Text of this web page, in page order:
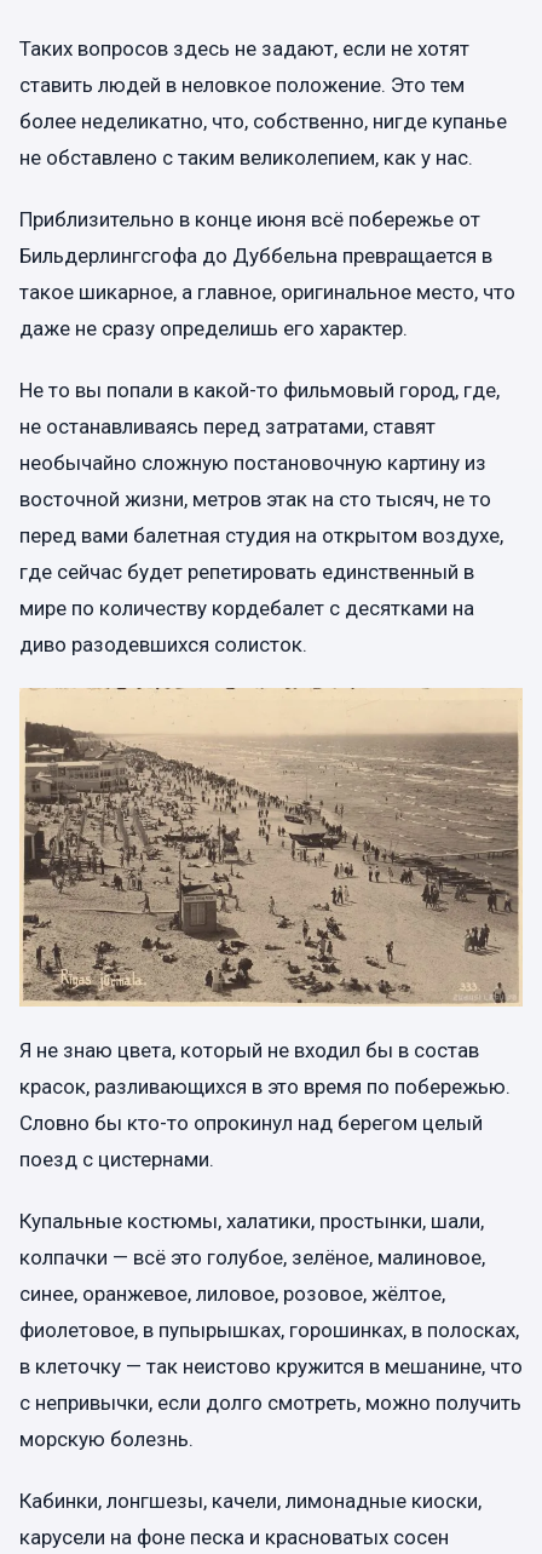
Таких вопросов здесь не задают, если не хотят
ставить людей в неловкое положение. Это тем
более неделикатно, что, собственно, нигде купанье
не обставлено с таким великолепием, как у нас.
Приблизительно в конце июня всё побережье от
Бильдерлингсгофа до Дуббельна превращается в
такое шикарное, а главное, оригинальное место, что
даже не сразу определишь его характер.
Не то вы попали в какой-то фильмовый город, где,
не останавливаясь перед затратами, ставят
необычайно сложную постановочную картину из
восточной жизни, метров этак на сто тысяч, не то
перед вами балетная студия на открытом воздухе,
где сейчас будет репетировать единственный в
мире по количеству кордебалет с десятками на
диво разодевшихся солисток.
Я не знаю цвета, который не входил бы в состав
красок, разливающихся в это время по побережью.
Словно бы кто-то опрокинул над берегом целый
поезд с цистернами.
Купальные костюмы, халатики, простынки, шали,
колпачки — всё это голубое, зелёное, малиновое,
синее, оранжевое, лиловое, розовое, жёлтое,
фиолетовое, в пупырышках, горошинках, в полосках,
в клеточку — так неистово кружится в мешанине, что
с непривычки, если долго смотреть, можно получить
морскую болезнь.
Кабинки, лонгшезы, качели, лимонадные киоски,
карусели на фоне песка и красноватых сосен